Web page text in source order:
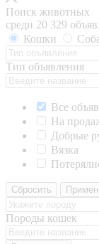
Поиск животных
среди 20 329
Кошки
Тип объявления
Все
На
Добрые
Вязка
Сбросить
Породы кошек